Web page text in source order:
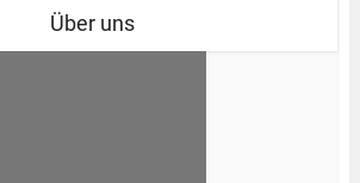
Über uns